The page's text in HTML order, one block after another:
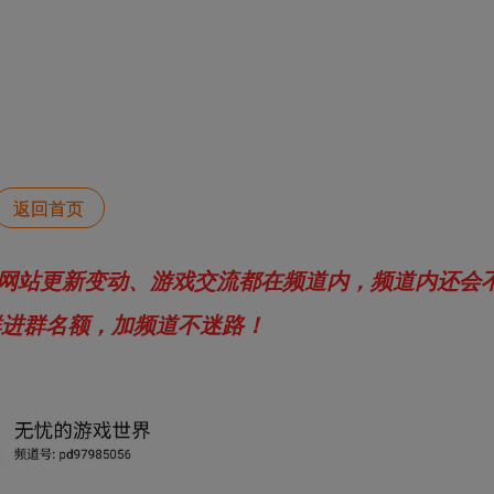
返回首页
站更新变动、游戏交流都在频道内，频道内还会
群名额，加频道不迷路！